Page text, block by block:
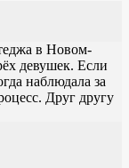
в Новом-
девушек. Если
наблюдала за
Друг другу